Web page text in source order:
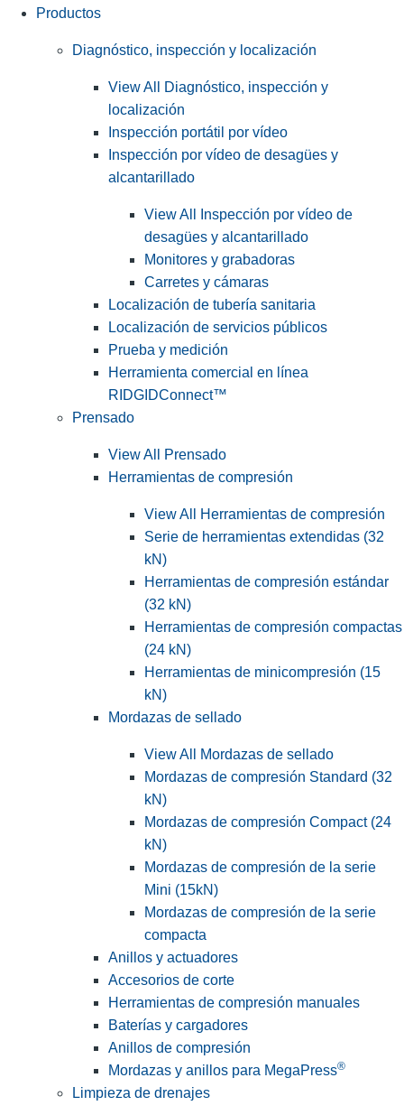
Productos
Diagnóstico, inspección y localización
View All Diagnóstico, inspección y
localización
Inspección portátil por vídeo
Inspección por vídeo de desagües y
alcantarillado
View All Inspección por vídeo de
desagües y alcantarillado
Monitores y grabadoras
Carretes y cámaras
Localización de tubería sanitaria
Localización de servicios públicos
Prueba y medición
Herramienta comercial en línea
RIDGIDConnect™
Prensado
View All Prensado
Herramientas de compresión
View All Herramientas de compresión
Serie de herramientas extendidas (32
kN)
Herramientas de compresión estándar
(32 kN)
Herramientas de compresión compactas
(24 kN)
Herramientas de minicompresión (15
kN)
Mordazas de sellado
View All Mordazas de sellado
Mordazas de compresión Standard (32
kN)
Mordazas de compresión Compact (24
kN)
Mordazas de compresión de la serie
Mini (15kN)
Mordazas de compresión de la serie
compacta
Anillos y actuadores
Accesorios de corte
Herramientas de compresión manuales
Baterías y cargadores
Anillos de compresión
Mordazas y anillos para MegaPress®
Limpieza de drenajes